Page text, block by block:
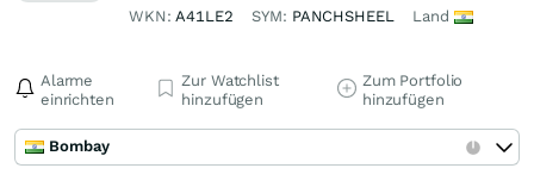
WKN:A41LE2 SYM: PANCHSHEEL Land
Alarme
einrichten
Zur Watchlist
hinzufügen
Zum Portfolio
hinzufügen
Bombay